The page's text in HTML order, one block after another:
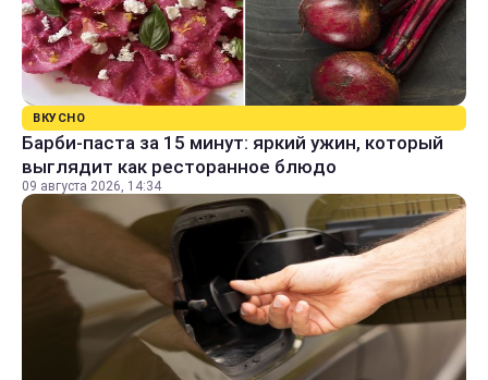
ВКУСНО
Барби-паста за 15 минут: яркий ужин, который
выглядит как ресторанное блюдо
09 августа 2026, 14:34